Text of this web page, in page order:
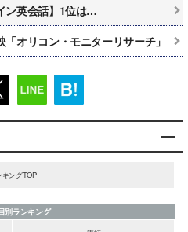
ン英会話】1位は…
オリコン・モニターリサーチ」
キングTOP
別ランキング